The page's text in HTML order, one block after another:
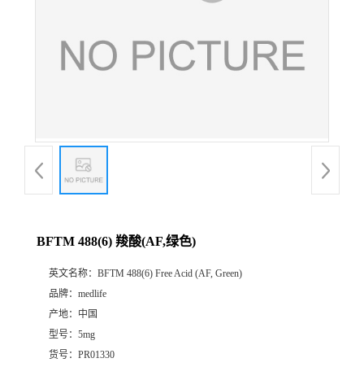
BFTM 488(6) 羧酸(AF,绿色)
英文名称： BFTM 488(6) Free Acid (AF, Green)
品牌： medlife
产地： 中国
型号： 5mg
货号： PR01330